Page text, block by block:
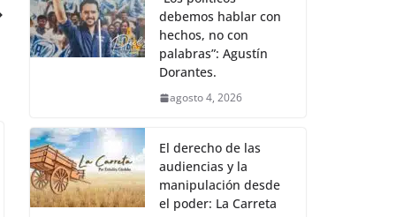
debemos hablar con
hechos, no con
palabras”: Agustín
Dorantes.
agosto 4, 2026
El derecho de las
audiencias y la
manipulación desde
el poder: La Carreta